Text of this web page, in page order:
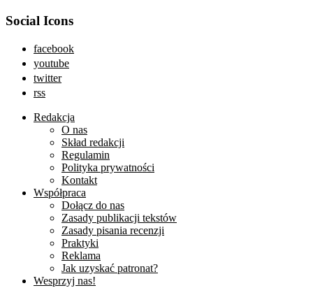
Social Icons
facebook
youtube
twitter
rss
Redakcja
O nas
Skład redakcji
Regulamin
Polityka prywatności
Kontakt
Współpraca
Dołącz do nas
Zasady publikacji tekstów
Zasady pisania recenzji
Praktyki
Reklama
Jak uzyskać patronat?
Wesprzyj nas!